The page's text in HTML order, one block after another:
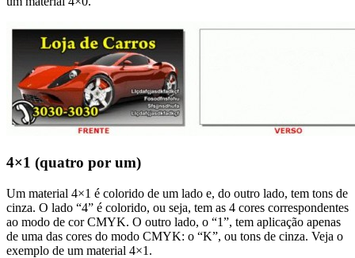
4×1 (quatro por um)
Um material 4×1 é colorido de um lado e, do outro lado, tem tons de
cinza. O lado “4” é colorido, ou seja, tem as 4 cores correspondentes
ao modo de cor CMYK. O outro lado, o “1”, tem aplicação apenas
de uma das cores do modo CMYK: o “K”, ou tons de cinza. Veja o
exemplo de um material 4×1.